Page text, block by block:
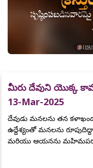
మీరు దేవుని యొక్క
13-Mar-2025
దేవుడు మనలను తన
ఉద్దేశ్యంతో మనలను
మరియు ఆయనను